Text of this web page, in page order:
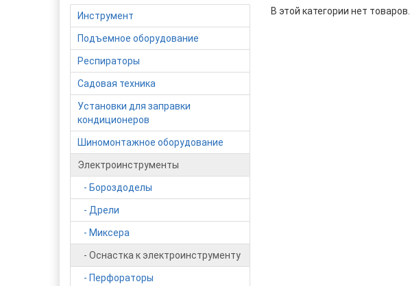
Инструмент
Подъемное оборудование
Респираторы
Садовая техника
Установки для заправки
кондиционеров
Шиномонтажное оборудование
Электроинструменты
- Бороздоделы
- Дрели
- Миксера
- Оснастка к электроинструменту
- Перфораторы
В этой категории нет товаров.